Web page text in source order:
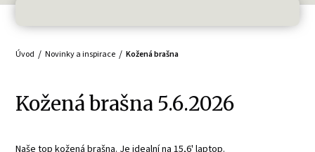
Úvod Novinky a inspirace Kožená brašna
Kožená brašna 5.6.2026
Naše top kožená brašna. Je idealní na 15,6' laptop.